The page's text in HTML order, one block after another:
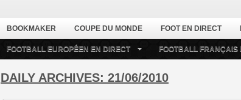
BOOKMAKER COUPE DU MONDE FOOT EN DIRECT
FOOTBALL EUROPÉEN EN DIRECT FOOTBALL FRANÇAIS
DAILY ARCHIVES: 21/06/2010